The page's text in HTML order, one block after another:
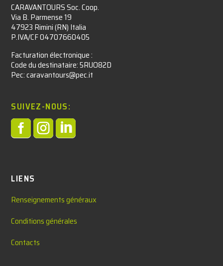
CARAVANTOURS Soc. Coop.
Via B. Parmense 19
47923 Rimini (RN) Italia
P.IVA/CF 04707660405
Facturation électronique :​
Code du destinataire: 5RUO82D
Pec: caravantours@pec.it
SUIVEZ-NOUS:

LIENS
Renseignements généraux
Conditions générales
Contacts